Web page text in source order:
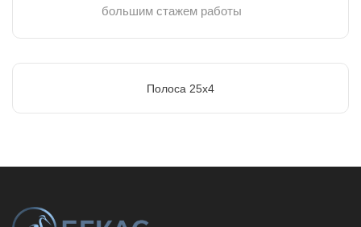
большим стажем работы
Полоса 25х4